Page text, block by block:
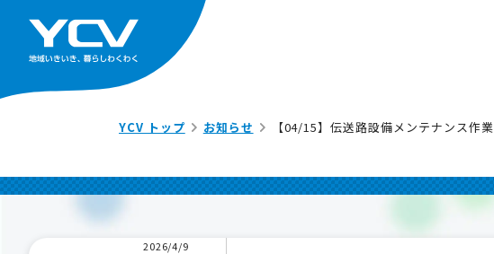
YCV トップ お知らせ 【04/15】伝送路設備メンテナンス作業
2026/4/9